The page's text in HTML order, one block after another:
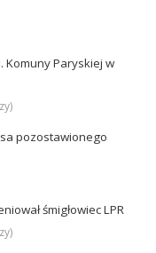
Komuny Paryskiej w
pozostawionego
śmigłowiec LPR